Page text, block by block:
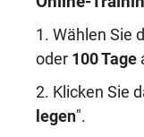
1. Wählen Sie
oder 100 Tage
2. Klicken Sie
legen".